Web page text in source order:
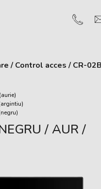
/ Control acces / CR-
/ AUR /